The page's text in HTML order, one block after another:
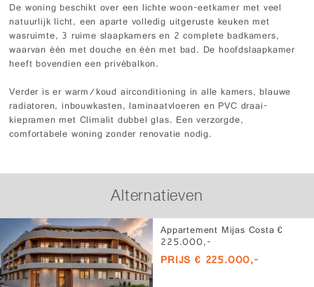
De woning beschikt over een lichte woon-eetkamer met veel
natuurlijk licht, een aparte volledig uitgeruste keuken met
wasruimte, 3 ruime slaapkamers en 2 complete badkamers,
waarvan één met douche en één met bad. De hoofdslaapkamer
heeft bovendien een privébalkon.
Verder is er warm/koud airconditioning in alle kamers, blauwe
radiatoren, inbouwkasten, laminaatvloeren en PVC draai-
kiepramen met Climalit dubbel glas. Een verzorgde,
comfortabele woning zonder renovatie nodig.
Alternatieven
Appartement Mijas Costa €
225.000,-
PRIJS € 225.000,-